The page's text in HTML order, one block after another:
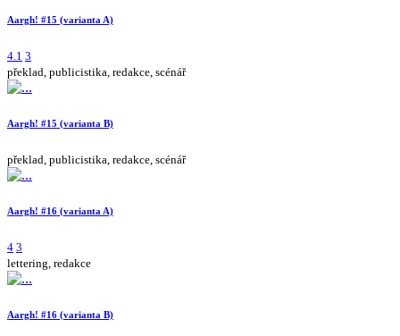
Aargh! #15 (varianta A)
4.1 3
překlad, publicistika, redakce, scénář
Aargh! #15 (varianta B)
překlad, publicistika, redakce, scénář
Aargh! #16 (varianta A)
4 3
lettering, redakce
Aargh! #16 (varianta B)